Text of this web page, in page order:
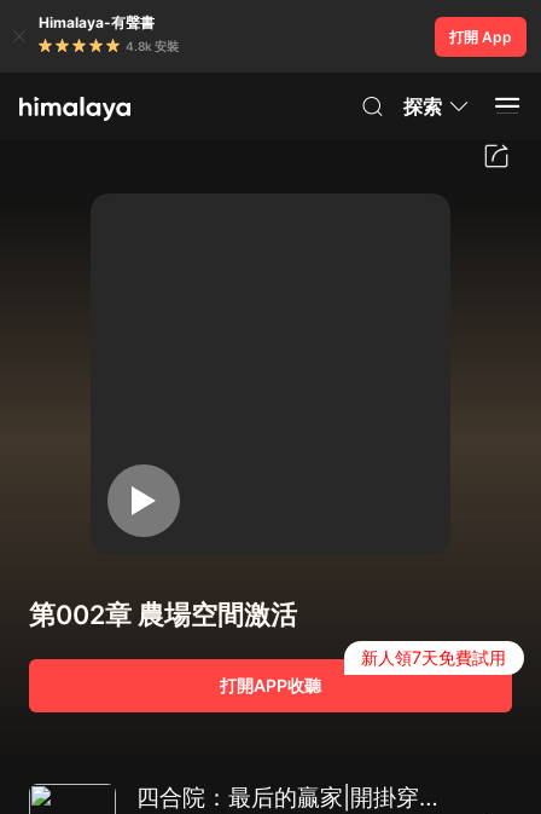
Himalaya-有聲書
4.8k 安裝
打開 App
探索
第002章 農場空間激活
打開APP收聽
新人領7天免費試用
四合院：最后的贏家|開掛穿越空間|重回六零|影視同文|爽點多多|起點大神作品